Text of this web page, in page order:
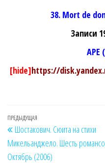
38. Mort de
Записи
APE
[hide]https://
Навигация
по
записям
Предыдущая
запись
ПРЕДЫДУЩАЯ
Шостакович. Сюита на стихи
Микельанджело. Шесть
Октябрь (2006)